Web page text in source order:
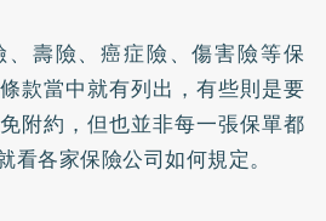
壽險、癌症險、傷害險等保
款當中就有列出，有些則是要
附約，但也並非每一張保單都
看各家保險公司如何規定。